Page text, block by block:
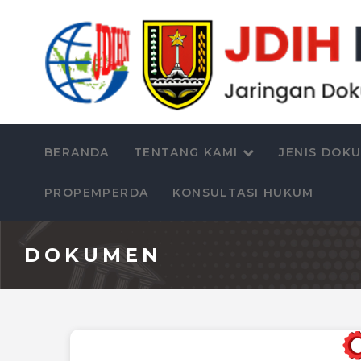
BERANDA TENTANG KAMI JENIS
PROPEMPERDA KONSULTASI HUKUM
DOKUMEN